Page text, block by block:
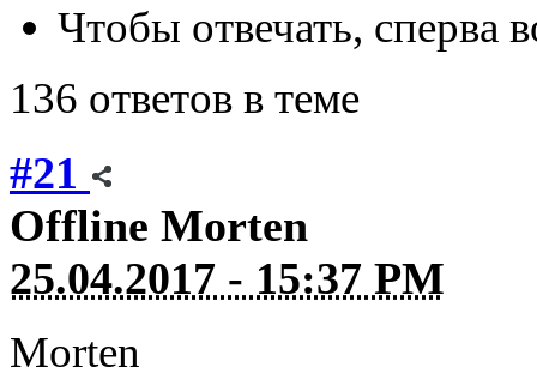
Чтобы отвечать, сперва
136 ответов в теме
#21
Offline Morten
25.04.2017 - 15:37 PM
Morten